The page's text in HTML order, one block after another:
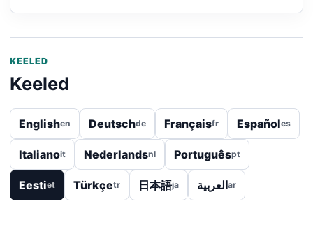
KEELED
Keeled
Englishen Deutschde Françaisfr Españoles
Italianoit Nederlandsnl Portuguêspt
Eestiet Türkçetr 日本語ja العربيةar